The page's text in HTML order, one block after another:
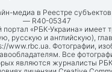
медиа в Реестре
— R40-05347
«РБК-Украина» имеет
русскую и английскую),
www.rbc.ua . Фотографии,
Все
являются журналисты